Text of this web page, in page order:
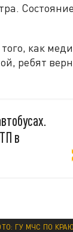
как
ребят
в
ГУ МЧС ПО КРАЮ